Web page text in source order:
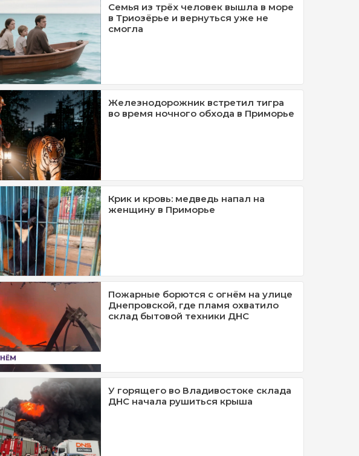
Семья из трёх человек вышла в море
в Триозёрье и вернуться уже не
смогла
Железнодорожник встретил тигра
во время ночного обхода в Приморье
Крик и кровь: медведь напал на
женщину в Приморье
Пожарные борются с огнём на улице
Днепровской, где пламя охватило
склад бытовой техники ДНС
У горящего во Владивостоке склада
ДНС начала рушиться крыша